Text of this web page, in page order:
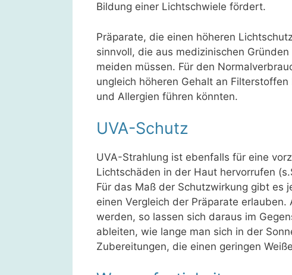
Bildung einer Lichtschwiele fördert.
Präparate, die einen höheren
sinnvoll, die aus medizinischen
meiden müssen. Für den
ungleich höheren Gehalt an
und Allergien führen könnten.
UVA-Schutz
UVA-Strahlung ist ebenfalls für eine
Lichtschäden in der Haut hervorrufen
Für das Maß der Schutzwirkung gibt es
einen Vergleich der Präparate
werden, so lassen sich daraus im
ableiten, wie lange man sich in der
Zubereitungen, die einen geringen